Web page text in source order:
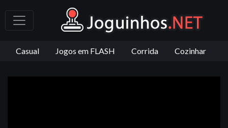
Casual Jogos em FLASH Corrida Cozinhar